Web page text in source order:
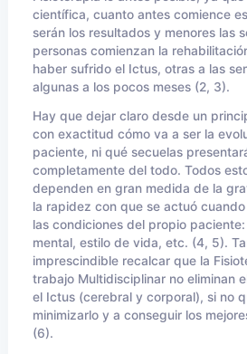
científica, cuanto antes comience
serán los resultados y menores las
personas comienzan la
haber sufrido el Ictus, otras a las
algunas a los pocos meses (2, 3).
Hay que dejar claro desde un
con exactitud cómo va a ser la
paciente, ni qué secuelas
completamente del todo. Todos
dependen en gran medida de la
la rapidez con que se actuó
las condiciones del propio
mental, estilo de vida, etc. (4, 5).
imprescindible recalcar que la
trabajo Multidisciplinar no eliminan
el Ictus (cerebral y corporal), si no
minimizarlo y a conseguir los
(6).